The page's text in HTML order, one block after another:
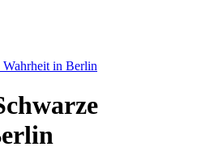
Wahrheit in Berlin